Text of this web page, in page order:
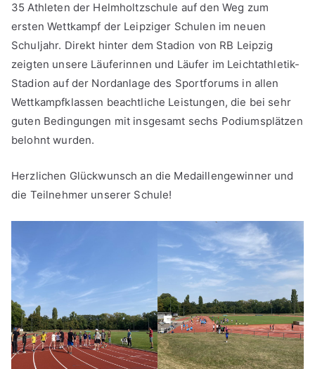
35 Athleten der Helmholtzschule auf den Weg zum
ersten Wettkampf der Leipziger Schulen im neuen
Schuljahr. Direkt hinter dem Stadion von RB Leipzig
zeigten unsere Läuferinnen und Läufer im Leichtathletik-
Stadion auf der Nordanlage des Sportforums in allen
Wettkampfklassen beachtliche Leistungen, die bei sehr
guten Bedingungen mit insgesamt sechs Podiumsplätzen
belohnt wurden.
Herzlichen Glückwunsch an die Medaillengewinner und
die Teilnehmer unserer Schule!